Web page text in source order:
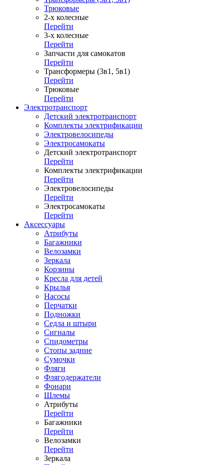
Трюковые
2-х колесные
Перейти
3-х колесные
Перейти
Запчасти для самокатов
Перейти
Трансформеры (3в1, 5в1)
Перейти
Трюковые
Перейти
Электротранспорт
Детский электротранспорт
Комплекты электрификации
Электровелосипеды
Электросамокаты
Детский электротранспорт
Перейти
Комплекты электрификации
Перейти
Электровелосипеды
Перейти
Электросамокаты
Перейти
Аксессуары
Атрибуты
Багажники
Велозамки
Зеркала
Корзины
Кресла для детей
Крылья
Насосы
Перчатки
Подножки
Седла и штыри
Сигналы
Спидометры
Стопы задние
Сумочки
Фляги
Флягодержатели
Фонари
Шлемы
Атрибуты
Перейти
Багажники
Перейти
Велозамки
Перейти
Зеркала